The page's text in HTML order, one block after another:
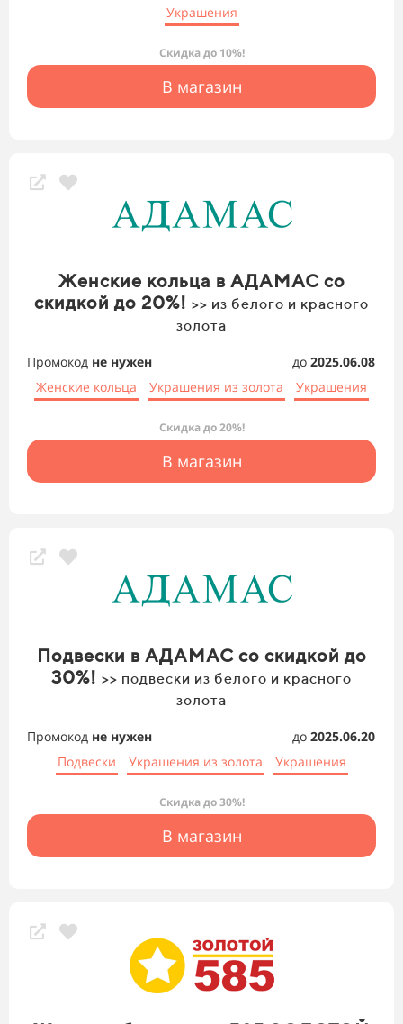
Украшения
Скидка до 10%!
В магазин
Женские кольца в АДАМАС со
скидкой до 20%! >> из белого и красного
золота
Промокод не нужен до 2025.06.08
Женские кольца
Украшения из золота Украшения
Скидка до 20%!
В магазин
Подвески в АДАМАС со скидкой до
30%! >> подвески из белого и красного
золота
Промокод не нужен до 2025.06.20
Подвески
Украшения из золота Украшения
Скидка до 30%!
В магазин